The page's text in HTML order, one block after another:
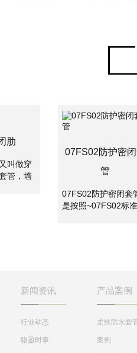
肋
叫做穿
管，墙
07FS02防护密
管
07FS02防护密闭套
是按照~07FS02标
新闻资讯
行业动态
骆盈时事
产品案例
柔性防水套
案例